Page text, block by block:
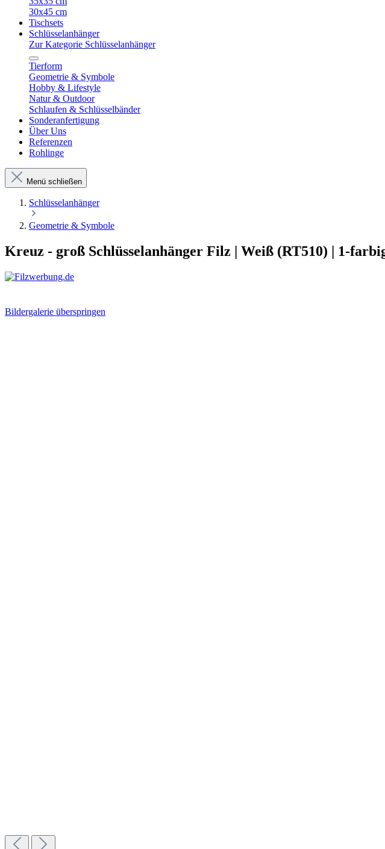
30x45 cm
Tischsets
Schlüsselanhänger
Zur Kategorie Schlüsselanhänger
Tierform
Geometrie & Symbole
Hobby & Lifestyle
Natur & Outdoor
Schlaufen & Schlüsselbänder
Sonderanfertigung
Über Uns
Referenzen
Rohlinge
Menü schließen
Schlüsselanhänger
Geometrie & Symbole
Kreuz - groß Schlüsselanhänger Filz | Weiß (RT510) | 1-
Bildergalerie überspringen